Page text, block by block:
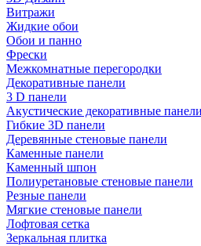
Витражи
Жидкие обои
Обои и панно
Фрески
Межкомнатные перегородки
Декоративные панели
3 D панели
Акустические декоративные панели
Гибкие 3D панели
Деревянные стеновые панели
Каменные панели
Каменный шпон
Полиуретановые стеновые панели
Резные панели
Мягкие стеновые панели
Лофтовая сетка
Зеркальная плитка